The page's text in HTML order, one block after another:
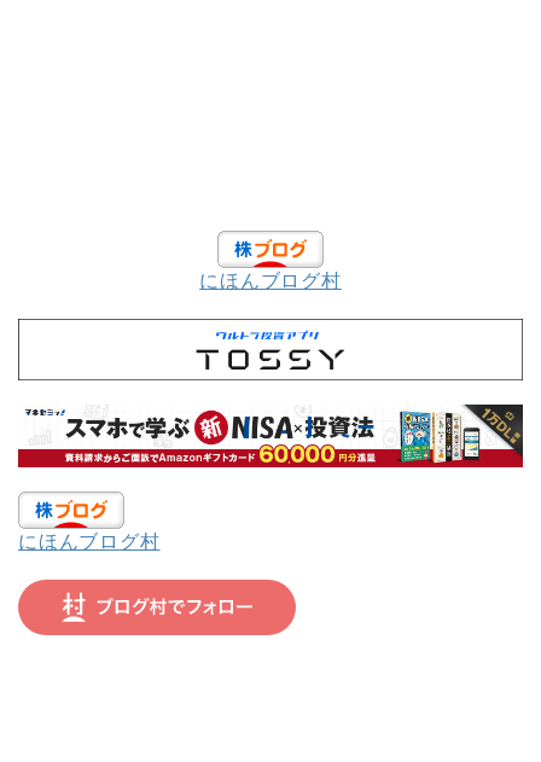
にほんブログ村
にほんブログ村